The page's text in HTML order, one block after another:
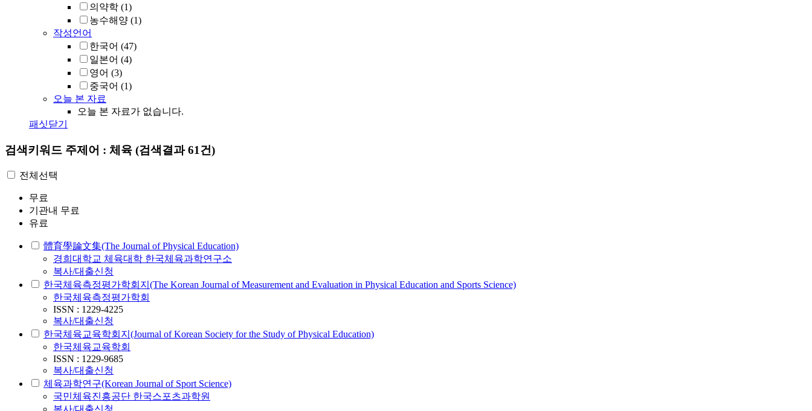
의약학 (1)
농수해양 (1)
작성언어
한국어 (47)
일본어 (4)
영어 (3)
중국어 (1)
오늘 본 자료
오늘 본 자료가 없습니다.
패싯닫기
검색키워드 주제어 : 체육 (검색결과 61건)
전체선택
무료
기관내 무료
유료
體育學論文集(The Journal of Physical Education)
경희대학교 체육대학 한국체육과학연구소
복사/대출신청
한국체육측정평가학회지(The Korean Journal of Measurement and Evaluation in Physical Education and Sports Science)
한국체육측정평가학회
ISSN : 1229-4225
복사/대출신청
한국체육교육학회지(Journal of Korean Society for the Study of Physical Education)
한국체육교육학회
ISSN : 1229-9685
복사/대출신청
체육과학연구(Korean Journal of Sport Science)
국민체육진흥공단 한국스포츠과학원